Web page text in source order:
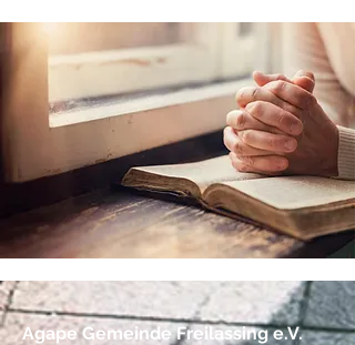
Agape Gemeinde Freilassing e.V.